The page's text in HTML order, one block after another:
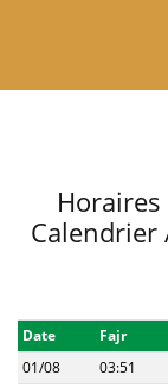
Calendrier
Date Fajr
01/08
03:51